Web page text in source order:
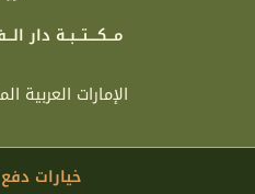
مـــكــــتـــبــة دار
الإمارات العربية
خيارات